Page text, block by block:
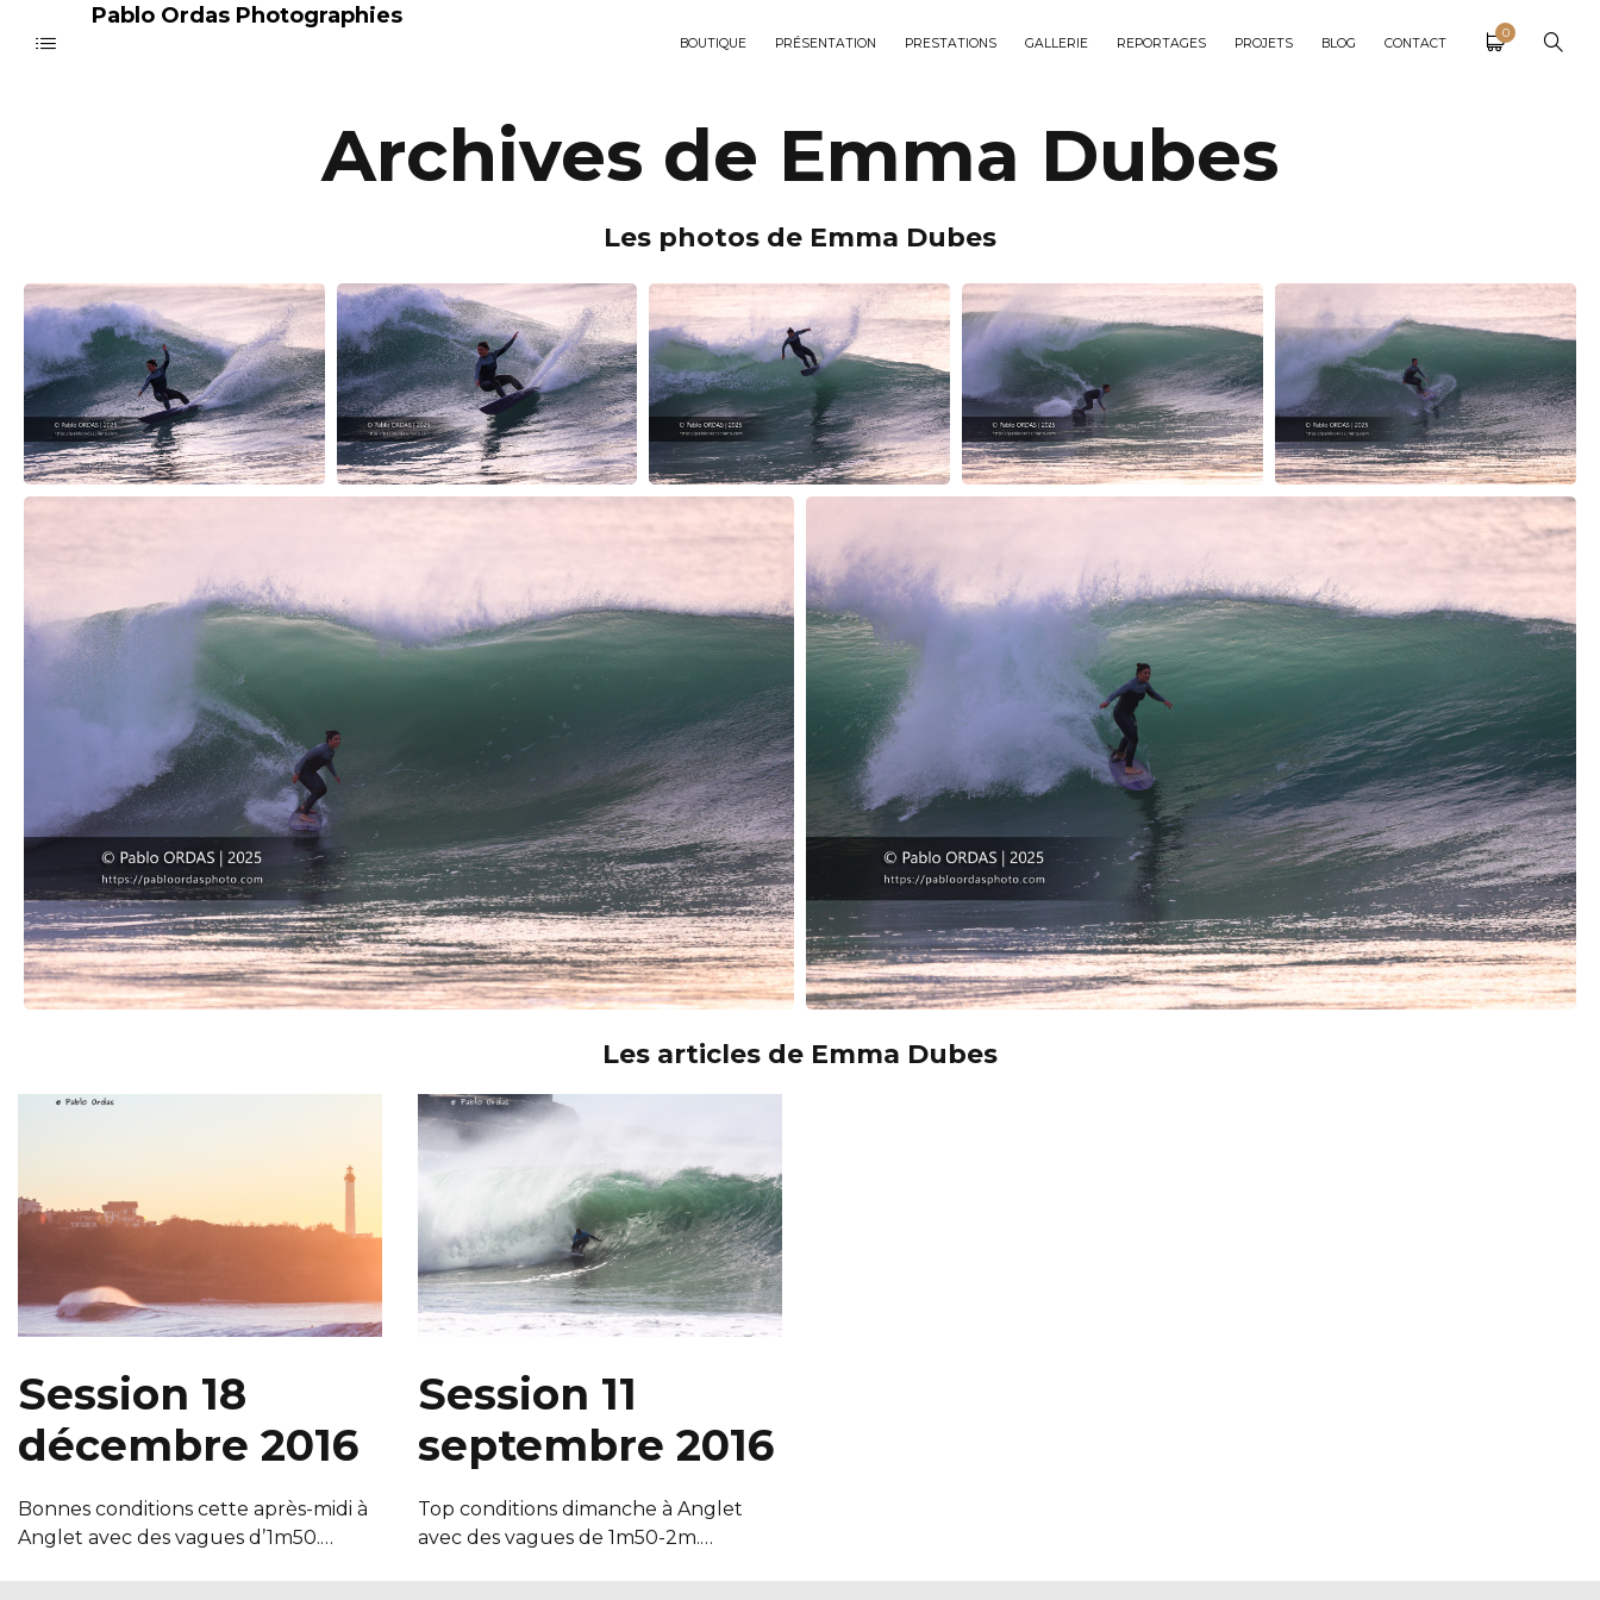
Pablo Ordas Photographies
BOUTIQUE PRÉSENTATION PRESTATIONS GALLERIE REPORTAGES PROJETS BLOG CONTACT
0
Archives de Emma Dubes
Les photos de Emma Dubes
Les articles de Emma Dubes
Session 18
décembre 2016
Bonnes conditions cette après-midi à
Anglet avec des vagues d’1m50.…
Session 11
septembre 2016
Top conditions dimanche à Anglet
avec des vagues de 1m50-2m.…